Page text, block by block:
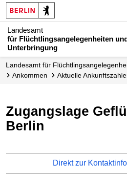
Landesamt
für Flüchtlingsangelegenheiten
Unterbringung
Landesamt für
Ankommen
Aktuelle
Zugangslage Geflüchtete für
Berlin
Direkt zur